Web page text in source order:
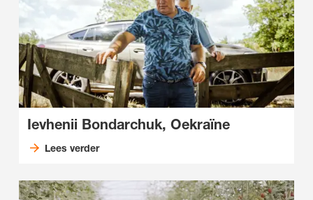
Ievhenii Bondarchuk, Oekraïne
Lees verder